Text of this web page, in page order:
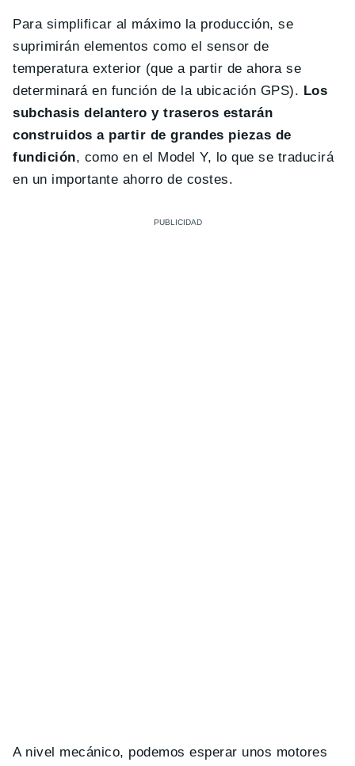
Para simplificar al máximo la producción, se
suprimirán elementos como el sensor de
temperatura exterior (que a partir de ahora se
determinará en función de la ubicación GPS). Los
subchasis delantero y traseros estarán
construidos a partir de grandes piezas de
fundición, como en el Model Y, lo que se traducirá
en un importante ahorro de costes.
A nivel mecánico, podemos esperar unos motores